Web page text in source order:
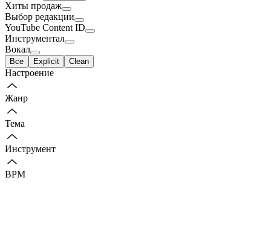
Хиты продаж
Выбор редакции
YouTube Content ID
Инструментал
Вокал
Все Explicit Clean
Настроение
Жанр
Тема
Инструмент
BPM